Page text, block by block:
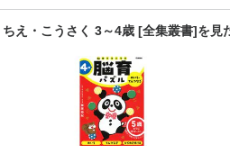
え・こうさく 3～4歳 [全集叢書]を見